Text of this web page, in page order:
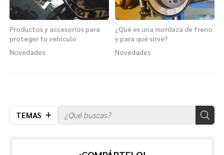
TEMAS
Productos y accesorios para
proteger tu vehículo
Novedades
¿Qué es una mordaza de freno
y para qué sirve?
Novedades